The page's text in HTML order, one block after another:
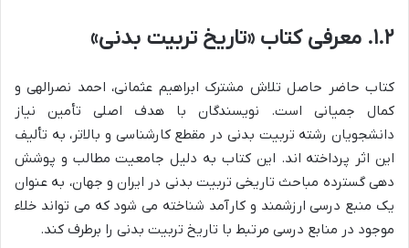
۱.۲. معرفی کتاب «تاریخ تربیت بدنی»
کتاب حاضر حاصل تلاش مشترک ابراهیم عثمانی، احمد نصرالهی و
کمال جمیانی است. نویسندگان با هدف اصلی تأمین نیاز
دانشجویان رشته تربیت بدنی در مقطع کارشناسی و بالاتر، به تألیف
این اثر پرداخته اند. این کتاب به دلیل جامعیت مطالب و پوشش
دهی گسترده مباحث تاریخی تربیت بدنی در ایران و جهان، به عنوان
یک منبع درسی ارزشمند و کارآمد شناخته می شود که می تواند خلاء
موجود در منابع درسی مرتبط با تاریخ تربیت بدنی را برطرف کند.